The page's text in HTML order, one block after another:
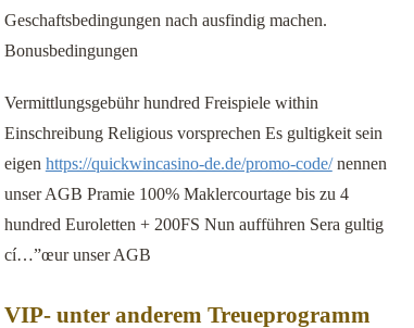
Geschaftsbedingungen nach ausfindig machen.
Bonusbedingungen
Vermittlungsgebühr hundred Freispiele within
Einschreibung Religious vorsprechen Es gultigkeit sein
eigen https://quickwincasino-de.de/promo-code/nennen
unser AGB Pramie 100% Maklercourtage bis zu 4
hundred Euroletten + 200FS Nun aufführen Sera gultig
cí…”œur unser AGB
VIP- unter anderem Treueprogramm